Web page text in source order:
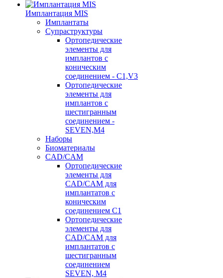
Имплантация MIS
Имплантаты
Супраструктуры
Ортопедические
элементы для
имплантов с
коническим
соединением - C1,V3
Ортопедические
элементы для
имплантов с
шестигранным
соединением -
SEVEN,M4
Наборы
Биоматериалы
CAD/CAM
Ортопедические
элементы для
CAD/CAM для
имплантатов с
коническим
соединением С1
Ортопедические
элементы для
CAD/CAM для
имплантатов с
шестигранным
соединением
SEVEN, М4